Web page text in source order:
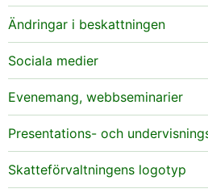
Ändringar i beskattningen
Sociala medier
Evenemang, webbseminarier
Presentations- och
Skatteförvaltningens logotyp